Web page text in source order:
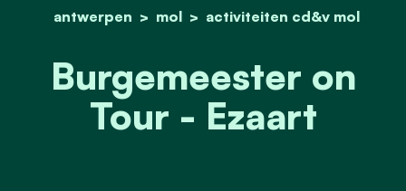
home
antwerpen mol activiteiten cd&v mol
burgemeester on tour -
Burgemeester on
Tour - Ezaart